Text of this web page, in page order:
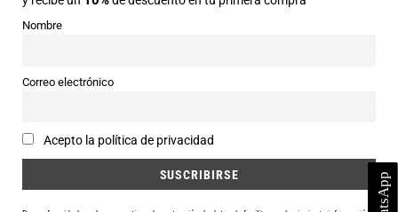
974 50 00 43
Horarios
Email
Nombre
Correo electrónico
Acepto la política de privacidad